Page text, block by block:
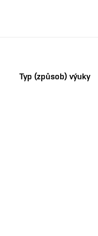
Typ (způsob) výuky